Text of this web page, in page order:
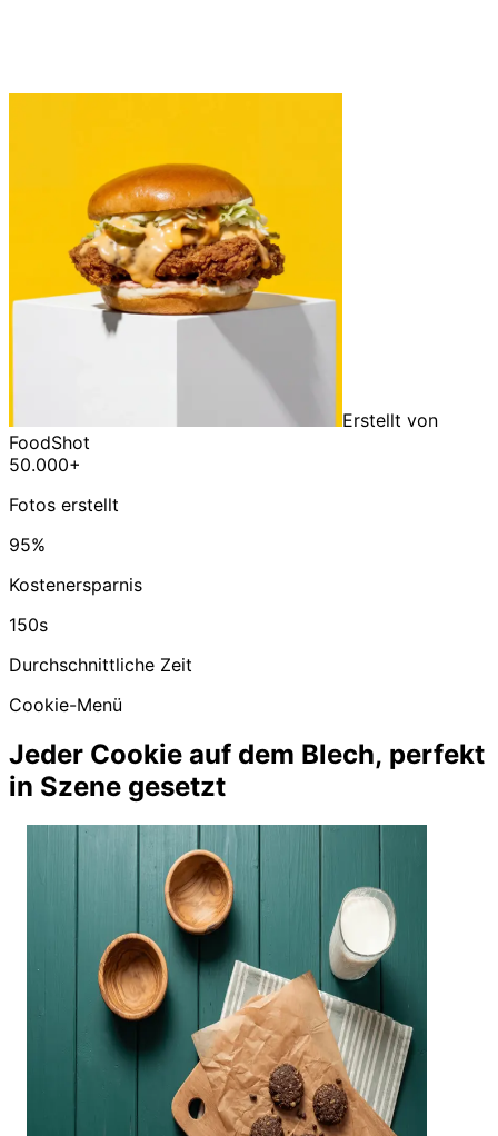
Erstellt von
FoodShot
50.000+
Fotos erstellt
95%
Kostenersparnis
150s
Durchschnittliche Zeit
Cookie-Menü
Jeder Cookie auf dem Blech, perfekt
in Szene gesetzt